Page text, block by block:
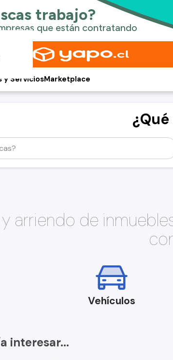
y ServiciosMarketplace
arriendo de
Vehículos
interesar...